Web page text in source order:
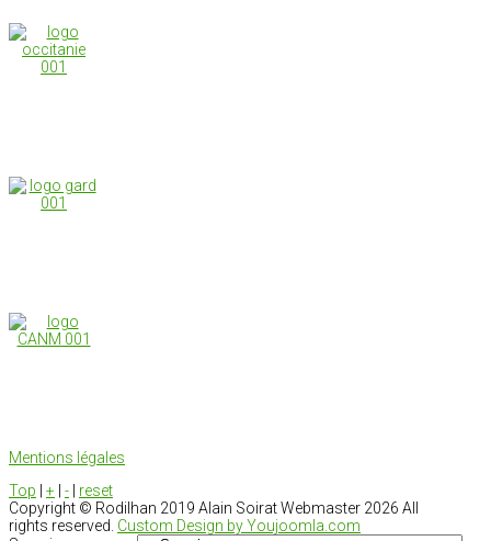
Mentions légales
Top
+ -
reset
Copyright © Rodilhan 2019 Alain Soirat Webmaster 2026 All
rights reserved. Custom Design by Youjoomla.com